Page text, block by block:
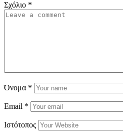
Σχόλιο *
Όνομα *
Email *
Ιστότοπος